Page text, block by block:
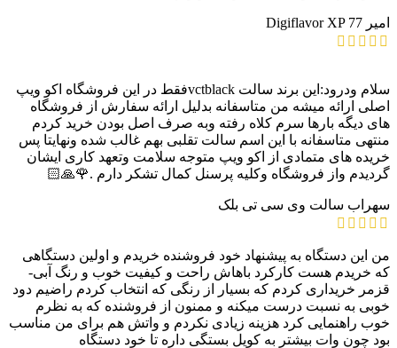
امیر Digiflavor XP 77
سلام ودرود:این برند سالت vctblackفقط در این فروشگاه اکو ویپ
اصلی ارائه میشه من متاسفانه بدلیل ارائه سفارش از فروشگاه
های دیگه بارها سرم کلاه رفته وبه صرف اصل بودن خرید کردم
منتهی متاسفانه با این اسم سالت تقلبی بهم غالب شده ونهایتا پس
خریده های متمادی از اکو ویپ متوجه سلامت وتعهد کاری ایشان
گردیدم واز فروشگاه وکلیه پرسنل کمال تشکر دارم .🌹🙏🏻
سهراب سالت وی سی تی بلک
من این دستگاه به پیشنهاد خود فروشنده خریدم و اولین دستگاهی
که خریدم هست کارکرد باهاش راحت و کیفیت خوب و رنگ آبی-
قزمر خریداری کردم که بسیار از رنگی که انتخاب کردم راضیم دود
خوبی به نسبت درست میکنه و ممنون از فروشنده که به نظرم
خوب راهنمایی کرد هزینه زیادی نکردم و واتش هم برای من مناسب
بود چون وات بیشتر به کویل بستگی داره تا خود دستگاه